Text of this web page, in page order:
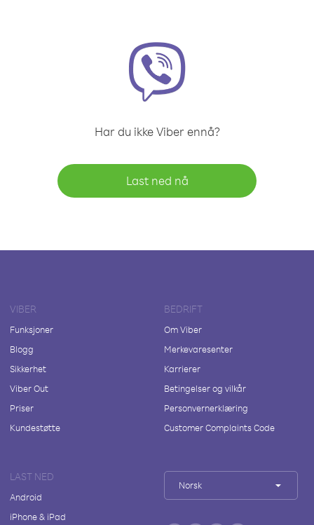
Har du ikke Viber ennå?
Last ned nå
VIBER
Funksjoner
Blogg
Sikkerhet
Viber Out
Priser
Kundestøtte
BEDRIFT
Om Viber
Merkevaresenter
Karrierer
Betingelser og vilkår
Personvernerklæring
Customer Complaints Code
LAST NED
Android
iPhone & iPad
Norsk